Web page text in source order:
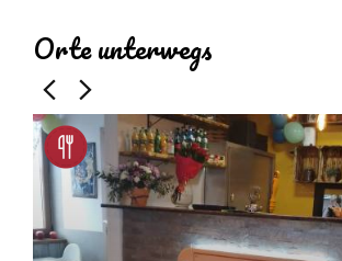
−
Orte unterwegs